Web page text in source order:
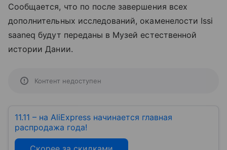
Сообщается, что по после завершения всех
дополнительных исследований, окаменелости Issi
saaneq будут переданы в Музей естественной
истории Дании.
Контент недоступен
11.11 – на AliExpress начинается главная
распродажа года!